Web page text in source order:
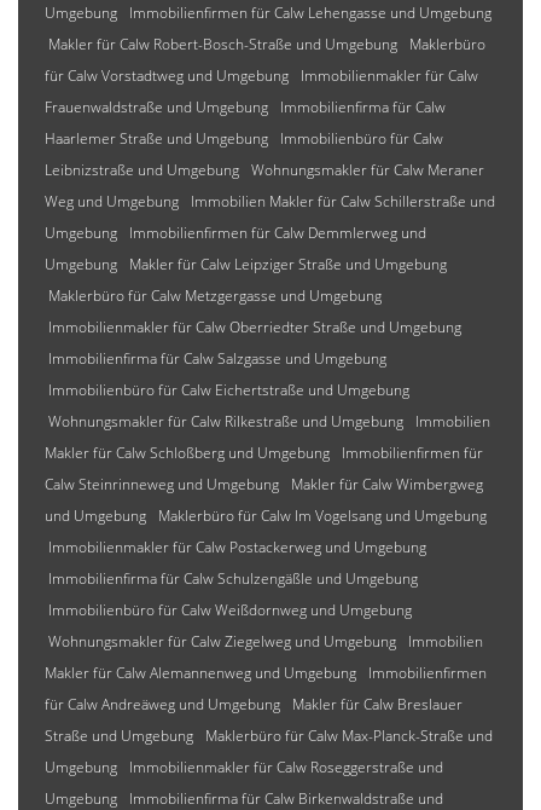
Umgebung
Immobilienfirmen für Calw Lehengasse und Umgebung
Makler für Calw Robert-Bosch-Straße und Umgebung
Maklerbüro
für Calw Vorstadtweg und Umgebung
Immobilienmakler für Calw
Frauenwaldstraße und Umgebung
Immobilienfirma für Calw
Haarlemer Straße und Umgebung
Immobilienbüro für Calw
Leibnizstraße und Umgebung Wohnungsmakler für Calw Meraner
Weg und Umgebung
Immobilien Makler für Calw Schillerstraße und
Umgebung
Immobilienfirmen für Calw Demmlerweg und
Umgebung
Makler für Calw Leipziger Straße und Umgebung
Maklerbüro für Calw Metzgergasse und Umgebung
Immobilienmakler für Calw Oberriedter Straße und Umgebung
Immobilienfirma für Calw Salzgasse und Umgebung
Immobilienbüro für Calw Eichertstraße und Umgebung
Wohnungsmakler für Calw Rilkestraße und Umgebung
Immobilien
Makler für Calw Schloßberg und Umgebung
Immobilienfirmen für
Calw Steinrinneweg und Umgebung
Makler für Calw Wimbergweg
und Umgebung
Maklerbüro für Calw Im Vogelsang und Umgebung
Immobilienmakler für Calw Postackerweg und Umgebung
Immobilienfirma für Calw Schulzengäßle und Umgebung
Immobilienbüro für Calw Weißdornweg und Umgebung
Wohnungsmakler für Calw Ziegelweg und Umgebung
Immobilien
Makler für Calw Alemannenweg und Umgebung
Immobilienfirmen
für Calw Andreäweg und Umgebung
Makler für Calw Breslauer
Straße und Umgebung
Maklerbüro für Calw Max-Planck-Straße und
Umgebung
Immobilienmakler für Calw Roseggerstraße und
Umgebung
Immobilienfirma für Calw Birkenwaldstraße und